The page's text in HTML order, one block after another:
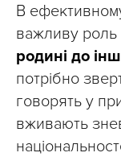
В
важливу роль
родині до
потрібно
говорять у
вживають